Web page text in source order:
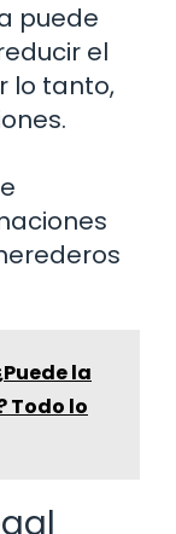
puede
el
lo tanto,
la
Todo lo